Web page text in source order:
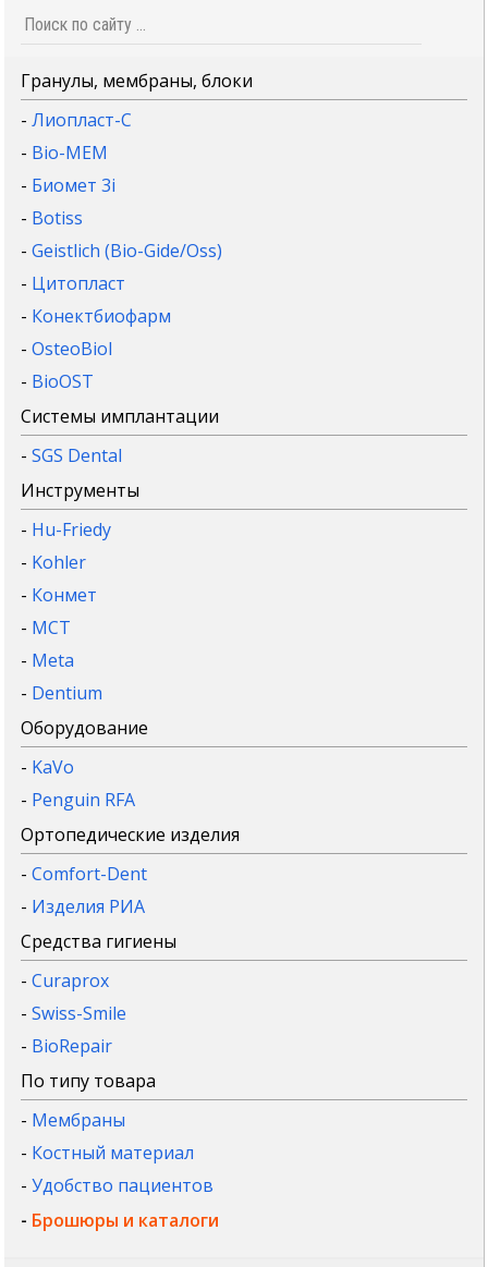
Гранулы, мембраны, блоки
-Лиопласт-С
- Bio-MEM
- Биомет 3i
- Botiss
-Geistlich (Bio-Gide/Oss)
- Цитопласт
- Конектбиофарм
-OsteoBiol
- BioOST
Системы имплантации
-SGS Dental
Инструменты
- Hu-Friedy
- Kohler
- Конмет
- MCT
- Meta
- Dentium
Оборудование
- KaVo
- Penguin RFA
Ортопедические изделия
-Comfort-Dent
- Изделия РИА
Средства гигиены
-Curaprox
-Swiss-Smile
- BioRepair
По типу товара
- Мембраны
- Костный материал
-Удобство пациентов
- Брошюры и каталоги